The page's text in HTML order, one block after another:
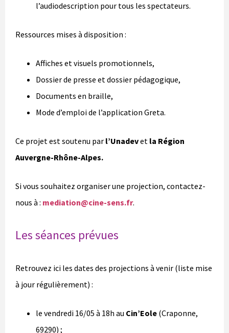
l’audiodescription pour tous les spectateurs.
Ressources mises à disposition :
Affiches et visuels promotionnels,
Dossier de presse et dossier pédagogique,
Documents en braille,
Mode d’emploi de l’application Greta.
Ce projet est soutenu par l’Unadevet la Région
Auvergne-Rhône-Alpes.
Si vous souhaitez organiser une projection, contactez-
nous à : mediation@cine-sens.fr.
Les séances prévues
Retrouvez ici les dates des projections à venir (liste mise
à jour régulièrement) :
le vendredi 16/05 à 18h au Cin’Eole (Craponne,
69290) ;